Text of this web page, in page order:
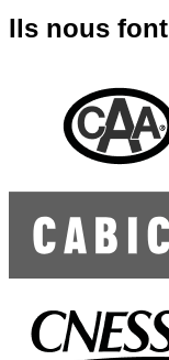
Ils nous font